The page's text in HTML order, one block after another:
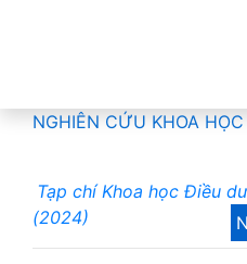
NGHIÊN CỨU KHOA HỌC
Tạp chí Khoa học Điều
(2024)